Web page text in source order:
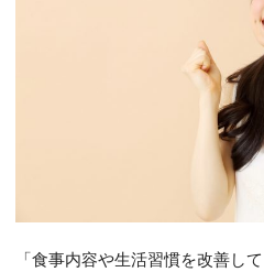
「食事内容や生活習慣を改善し